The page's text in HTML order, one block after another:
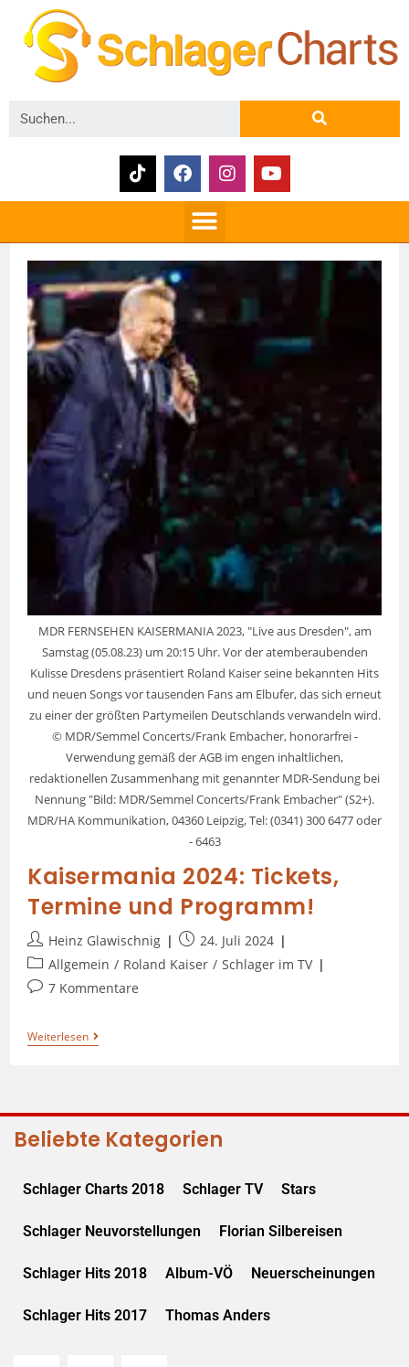
MDR FERNSEHEN KAISERMANIA 2023, "Live aus Dresden", am
Samstag (05.08.23) um 20:15 Uhr. Vor der atemberaubenden
Kulisse Dresdens präsentiert Roland Kaiser seine bekannten Hits
und neuen Songs vor tausenden Fans am Elbufer, das sich erneut
zu einer der größten Partymeilen Deutschlands verwandeln wird.
© MDR/Semmel Concerts/Frank Embacher, honorarfrei -
Verwendung gemäß der AGB im engen inhaltlichen,
redaktionellen Zusammenhang mit genannter MDR-Sendung bei
Nennung "Bild: MDR/Semmel Concerts/Frank Embacher" (S2+).
MDR/HA Kommunikation, 04360 Leipzig, Tel: (0341) 300 6477 oder
- 6463
Kaisermania 2024: Tickets,
Termine und Programm!
Heinz Glawischnig
24. Juli 2024
Allgemein / Roland Kaiser / Schlager im TV
7 Kommentare
Weiterlesen
Beliebte Kategorien
Schlager Charts 2018 Schlager TV Stars
Schlager Neuvorstellungen Florian Silbereisen
Schlager Hits 2018 Album-VÖ Neuerscheinungen
Schlager Hits 2017 Thomas Anders